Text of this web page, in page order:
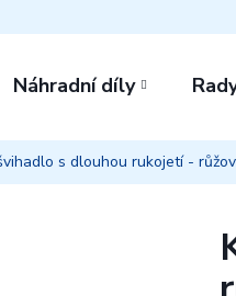
Náhradní díly
s dlouhou rukojetí -